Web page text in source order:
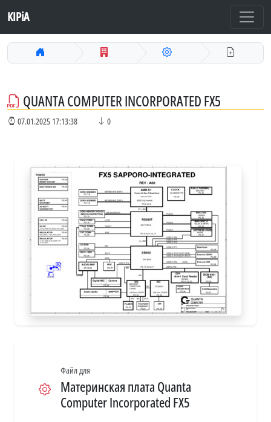
KIPiA
QUANTA COMPUTER INCORPORATED FX5
07.01.2025 17:13:38 0
Файл для
Материнская плата Quanta
Computer Incorporated FX5